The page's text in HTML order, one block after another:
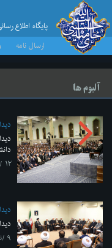
پایگاه اطلاع
ارسال نامه
آلبوم ها
۱۲ /تیر/ ۱۳۹۵
۹ /تیر/ ۱۳۹۵